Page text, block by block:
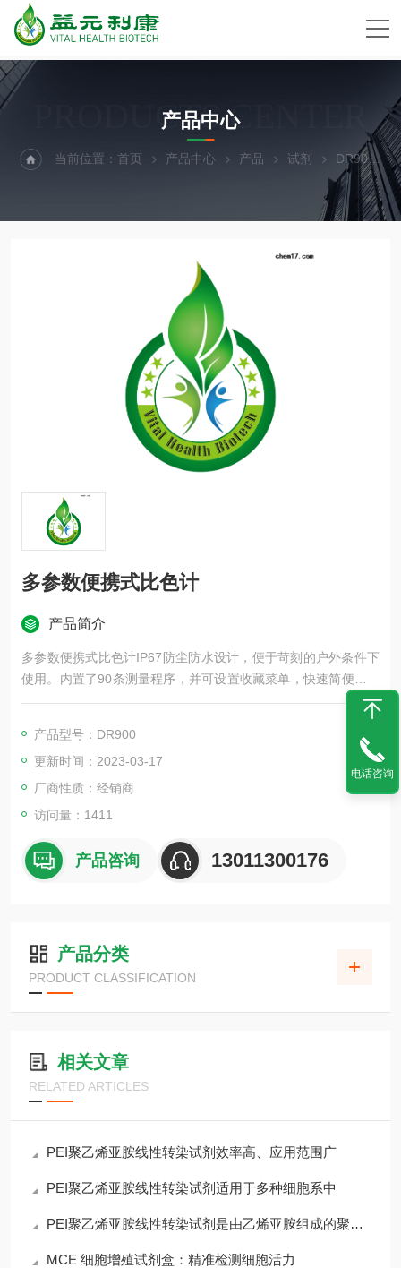
PRODUCTS CENTER
产品中心
当前位置：首页 产品中心 产品 试剂 DR900多参数便携式比色计
多参数便携式比色计
产品简介
多参数便携式比色计IP67防尘防水设计，便于苛刻的户外条件下
使用。内置了90条测量程序，并可设置收藏菜单，快速简便地访
问您常用的测量程序。
产品型号：DR900
更新时间：2023-03-17
厂商性质：经销商
访问量：1411
产品咨询 13011300176
产品分类
PRODUCT CLASSIFICATION
相关文章
RELATED ARTICLES
PEI聚乙烯亚胺线性转染试剂效率高、应用范围广
PEI聚乙烯亚胺线性转染试剂适用于多种细胞系中
PEI聚乙烯亚胺线性转染试剂是由乙烯亚胺组成的聚合物
MCE 细胞增殖试剂盒：精准检测细胞活力
电话咨询